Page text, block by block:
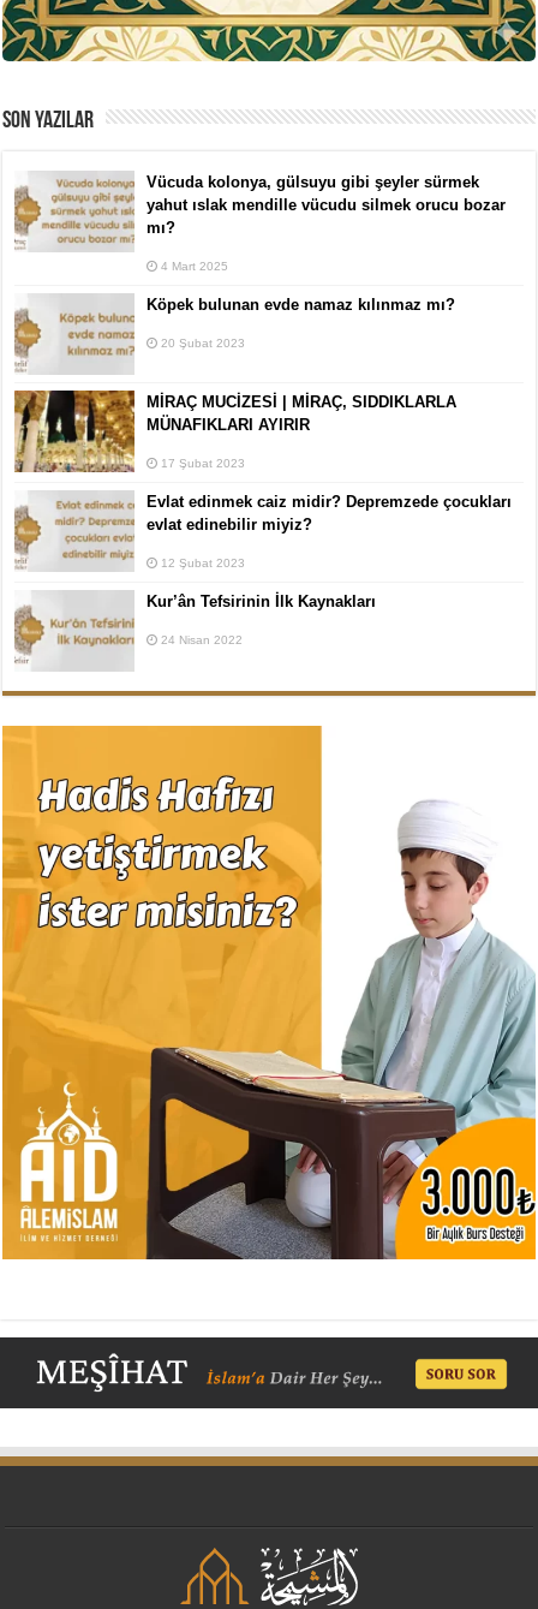
SON YAZILAR
Vücuda kolonya, gülsuyu gibi şeyler sürmek
yahut ıslak mendille vücudu silmek orucu bozar
mı?
4 Mart 2025
Köpek bulunan evde namaz kılınmaz mı?
20 Şubat 2023
MİRAÇ MUCİZESİ | MİRAÇ, SIDDIKLARLA
MÜNAFIKLARI AYIRIR
17 Şubat 2023
Evlat edinmek caiz midir? Depremzede çocukları
evlat edinebilir miyiz?
12 Şubat 2023
Kur’ân Tefsirinin İlk Kaynakları
24 Nisan 2022